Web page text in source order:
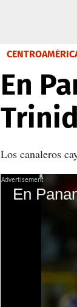
En
Los canaleros
En
X